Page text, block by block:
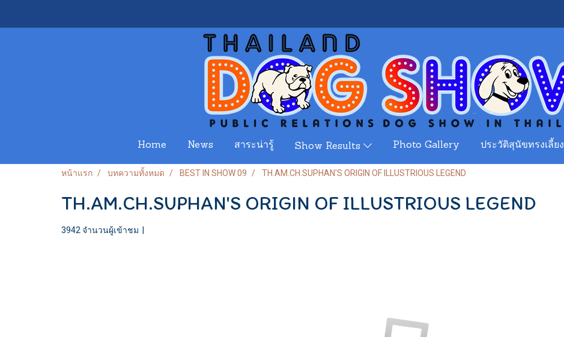
Home News สาระน่ารู้ Show Results Photo Gallery ประวัติสุนัขทรงเลี้ยง
หน้าแรก บทความทั้งหมด BEST IN SHOW 09 TH.AM.CH.SUPHAN'S ORIGIN OF ILLUSTRIOUS LEGEND
TH.AM.CH.SUPHAN'S ORIGIN OF ILLUSTRIOUS LEGEND
3942 จำนวนผู้เข้าชม |